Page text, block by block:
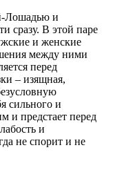
Лошадью и
сразу. В этой паре
и женские
между ними
перед
– изящная,
сильного и
и предстает перед
и
не спорит и не